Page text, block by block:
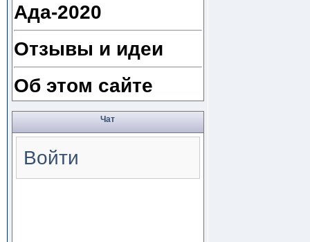
Ада-2020
Отзывы и идеи
Об этом сайте
Чат
Войти